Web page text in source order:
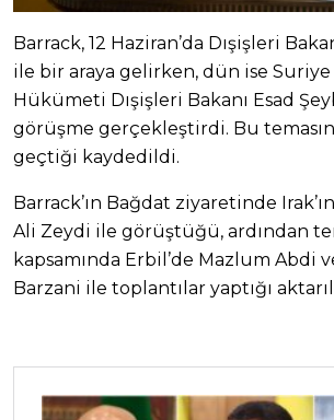
Barrack, 12 Haziran’da Dışişleri
ile bir araya gelirken, dün ise Suriye
Hükümeti Dışişleri Bakanı Esad
görüşme gerçekleştirdi. Bu temasın
geçtiği kaydedildi.
Barrack’ın Bağdat ziyaretinde
Ali Zeydi ile görüştüğü, ardından
kapsamında Erbil’de Mazlum Abdi
Barzani ile toplantılar yaptığı